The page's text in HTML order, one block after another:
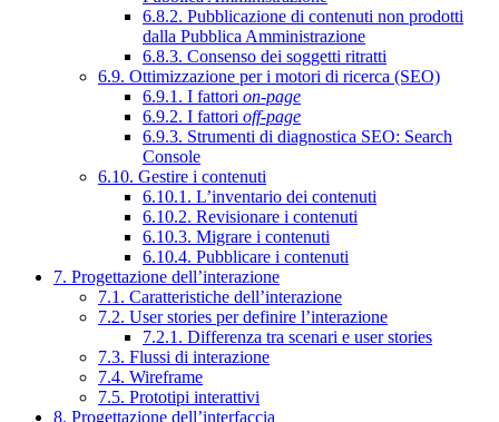
6.8.2. Pubblicazione di contenuti non prodotti
dalla Pubblica Amministrazione
6.8.3. Consenso dei soggetti ritratti
6.9. Ottimizzazione per i motori di ricerca (SEO)
6.9.1. I fattori on-page
6.9.2. I fattori off-page
6.9.3. Strumenti di diagnostica SEO: Search
Console
6.10. Gestire i contenuti
6.10.1. L’inventario dei contenuti
6.10.2. Revisionare i contenuti
6.10.3. Migrare i contenuti
6.10.4. Pubblicare i contenuti
7. Progettazione dell’interazione
7.1. Caratteristiche dell’interazione
7.2. User stories per definire l’interazione
7.2.1. Differenza tra scenari e user stories
7.3. Flussi di interazione
7.4. Wireframe
7.5. Prototipi interattivi
8. Progettazione dell’interfaccia